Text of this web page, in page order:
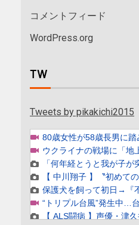
コメントフィード
WordPress.org
TW
Tweets by pikakichi2015